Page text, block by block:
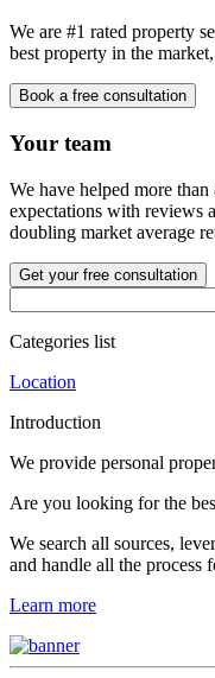
We are #1 rated property
best property in the
Book a free consultation
Your team
We have helped more
expectations with reviews
doubling market average
Get your free consultation
Categories list
Location
Introduction
We provide personal
Are you looking for the
We search all sources,
and handle all the process
Learn more